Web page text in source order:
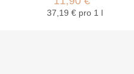
37,19 € pro 1 l